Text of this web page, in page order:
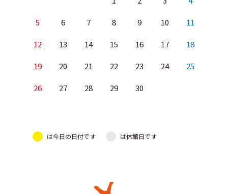
5 6 7 8 9 10 11
12 13 14 15 16 17 18
19 20 21 22 23 24 25
26 27 28 29 30
は今日の日付です は休館日です